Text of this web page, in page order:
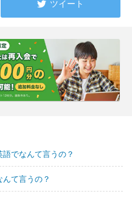
ツイート
でなんて言うの？
て言うの？